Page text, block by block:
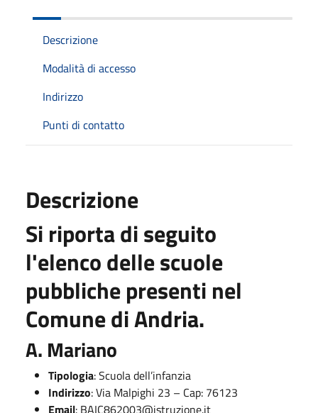
Descrizione
Modalità di accesso
Indirizzo
Punti di contatto
Descrizione
Si riporta di seguito
l'elenco delle scuole
pubbliche presenti nel
Comune di Andria.
A. Mariano
Tipologia: Scuola dell’infanzia
Indirizzo: Via Malpighi 23 – Cap: 76123
Email: BAIC862003@istruzione.it